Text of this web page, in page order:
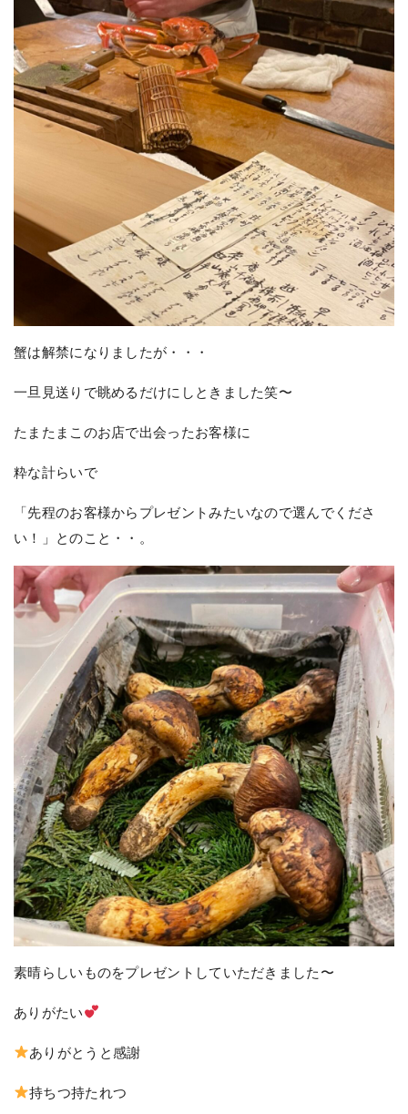
蟹は解禁になりましたが・・・
一旦見送りで眺めるだけにしときました笑〜
たまたまこのお店で出会ったお客様に
粋な計らいで
「先程のお客様からプレゼントみたいなので選んでくださ
い！」とのこと・・。
素晴らしいものをプレゼントしていただきました〜
ありがたい
ありがとうと感謝
持ちつ持たれつ